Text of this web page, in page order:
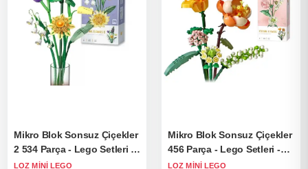
Mikro Blok Sonsuz Çiçekler
2 534 Parça - Lego Setleri -
Loz Mini Lego - Çiçek Lego
LOZ MINI LEGO
Mikro Blok Sonsuz Çiçekler
456 Parça - Lego Setleri -
Loz Mini Lego - Çiçek Lego
LOZ MINI LEGO